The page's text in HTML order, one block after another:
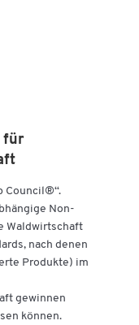
für
Council®“.
Non-
Waldwirtschaft
nach denen
Produkte) im
gewinnen
können.